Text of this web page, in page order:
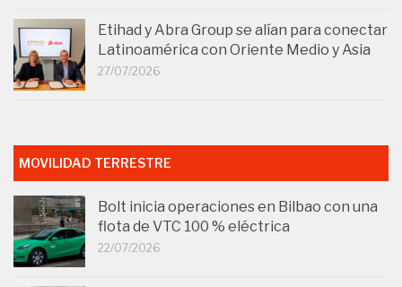
Etihad y Abra Group se alían para conectar
Latinoamérica con Oriente Medio y Asia
27/07/2026
MOVILIDAD TERRESTRE
Bolt inicia operaciones en Bilbao con una
flota de VTC 100 % eléctrica
22/07/2026